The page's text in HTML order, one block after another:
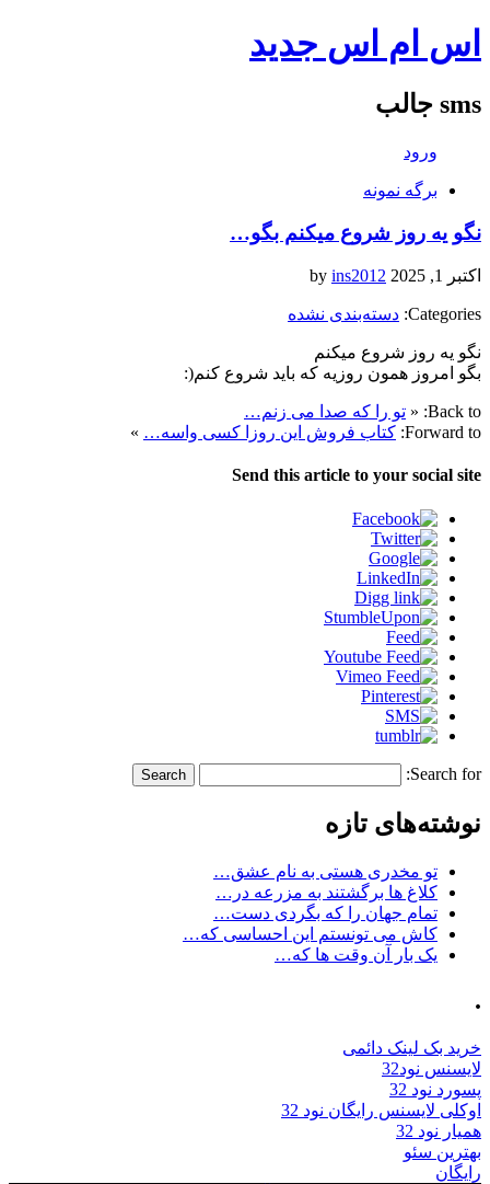
اس ام اس جدید
sms جالب
ورود
برگه نمونه
نگو یه روز شروع میکنم بگو…
اکتبر 1, 2025 ins2012
Categories: دسته‌بندی نشده
نگو یه روز شروع میکنم
بگو امروز همون روزیه که باید شروع کنم(:
Back to:
« تو را که صدا می زنم…
Forward to: کتاب فروش این روزا کسی واسه… »
Send this article to your social site
Search for:
نوشته‌های تازه
تو مخدری هستی به نام عشق…
کلاغ ها برگشتند به مزرعه در…
تمام جهان را که بگردی دست…
کاش می تونستم این احساسی که…
یک بار آن وقت ها که…
.
خرید بک لینک دائمی
لایسنس نود32
پسورد نود 32
اوکلی لایسنس رایگان نود 32
همیار نود 32
بهترین سئو
رایگان